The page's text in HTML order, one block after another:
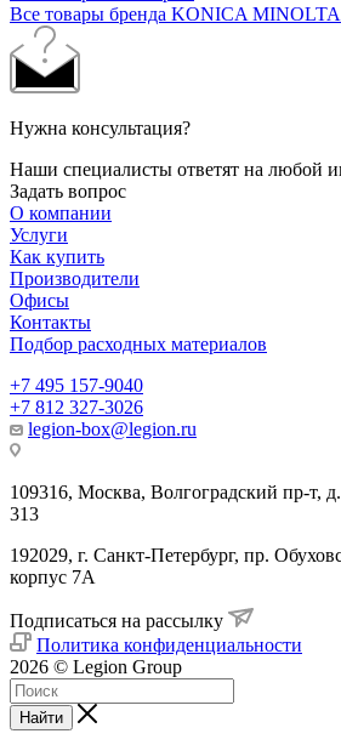
Все товары бренда KONICA MINOLTA
Нужна консультация?
Наши специалисты ответят на любой
Задать вопрос
О компании
Услуги
Как купить
Производители
Офисы
Контакты
Подбор расходных материалов
+7 495 157-9040
+7 812 327-3026
legion-box@legion.ru
109316, Москва, Волгоградский пр-т,
313
192029, г. Санкт-Петербург, пр.
корпус 7А
Подписаться на рассылку
Политика конфиденциальности
2026 © Legion Group
Найти